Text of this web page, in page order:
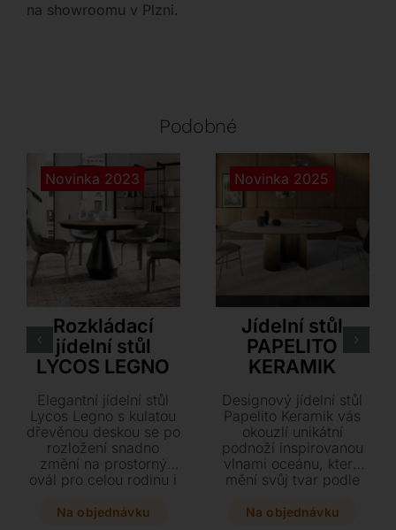
na showroomu v Plzni.
Podobné
Novinka 2023
Rozkládací
jídelní stůl
LYCOS LEGNO
Elegantní jídelní stůl
Lycos Legno s kulatou
dřevěnou deskou se po
rozložení snadno
změní na prostorný
ovál pro celou rodinu i
luxusních provedení v
Na objednávku
Novinka 2025
Jídelní stůl
PAPELITO
KERAMIK
Designový jídelní stůl
Papelito Keramik vás
okouzlí unikátní
podnoží inspirovanou
vlnami oceánu, která
mění svůj tvar podle
si z široké škály
Na objednávku